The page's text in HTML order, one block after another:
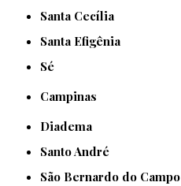
Santa Cecília
Santa Efigênia
Sé
Campinas
Diadema
Santo André
São Bernardo do Campo